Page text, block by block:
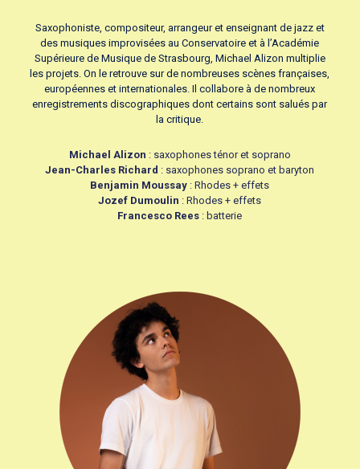
Saxophoniste, compositeur, arrangeur et enseignant de jazz et
des musiques improvisées au Conservatoire et à l’Académie
Supérieure de Musique de Strasbourg, Michael Alizon multiplie
les projets. On le retrouve sur de nombreuses scènes françaises,
européennes et internationales. Il collabore à de nombreux
enregistrements discographiques dont certains sont salués par
la critique.
Michael Alizon : saxophones ténor et soprano
Jean-Charles Richard : saxophones soprano et baryton
Benjamin Moussay : Rhodes + effets
Jozef Dumoulin : Rhodes + effets
Francesco Rees : batterie